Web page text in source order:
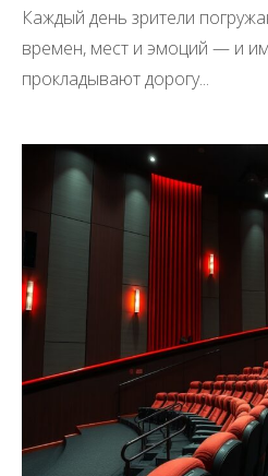
Каждый день зрители
времен, мест и эмоций — и
прокладывают дорогу...